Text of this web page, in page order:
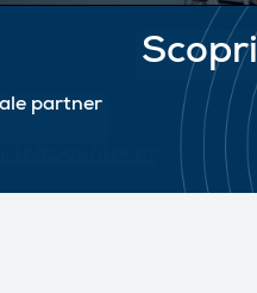
partner